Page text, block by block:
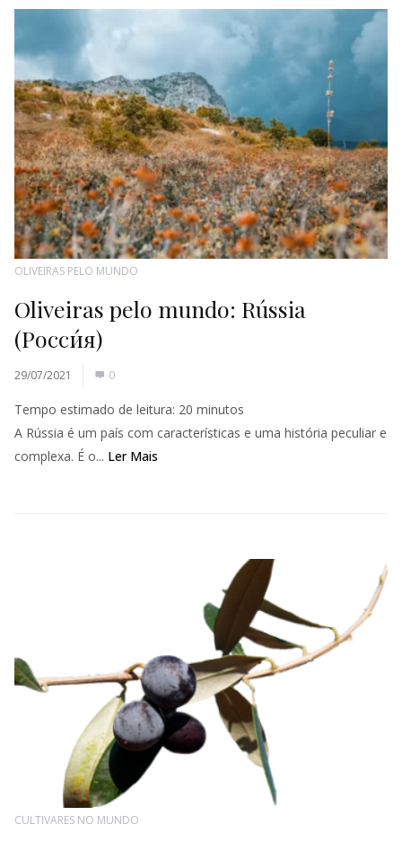
OLIVEIRAS PELO MUNDO
Oliveiras pelo mundo: Rússia
(Росси́я)
29/07/2021 0
Tempo estimado de leitura: 20 minutos
A Rússia é um país com características e uma história peculiar e
complexa. É o... Ler Mais
CULTIVARES NO MUNDO